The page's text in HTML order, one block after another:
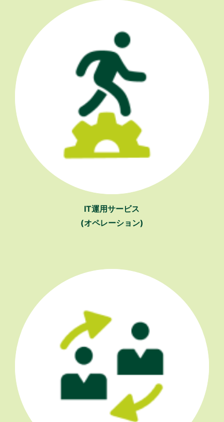
IT運用サービス
(オペレーション)